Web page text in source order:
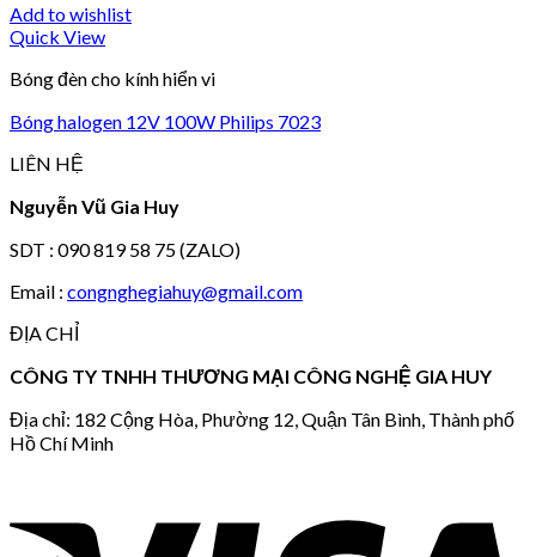
Add to wishlist
Quick View
Bóng đèn cho kính hiển vi
Bóng halogen 12V 100W Philips 7023
LIÊN HỆ
Nguyễn Vũ Gia Huy
SDT : 090 819 58 75 (ZALO)
Email : congnghegiahuy@gmail.com
ĐỊA CHỈ
CÔNG TY TNHH THƯƠNG MẠI CÔNG NGHỆ GIA HUY
Địa chỉ: 182 Cộng Hòa, Phường 12, Quận Tân Bình, Thành phố
Hồ Chí Minh